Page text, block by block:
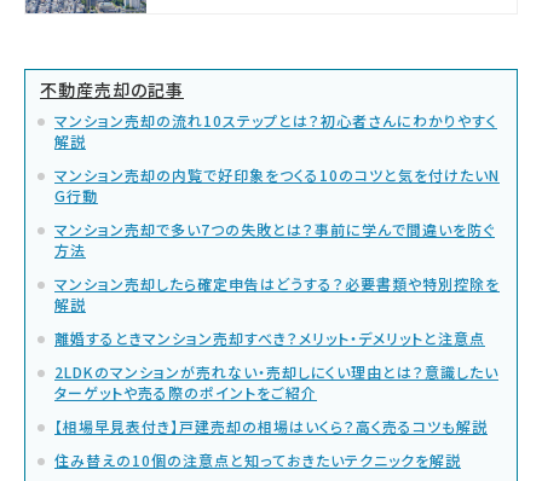
不動産売却の記事
マンション売却の流れ10ステップとは？初心者さんにわかりやすく
解説
マンション売却の内覧で好印象をつくる10のコツと気を付けたいN
G行動
マンション売却で多い7つの失敗とは？事前に学んで間違いを防ぐ
方法
マンション売却したら確定申告はどうする？必要書類や特別控除を
解説
離婚するときマンション売却すべき？メリット・デメリットと注意点
2LDKのマンションが売れない・売却しにくい理由とは？意識したい
ターゲットや売る際のポイントをご紹介
【相場早見表付き】戸建売却の相場はいくら？高く売るコツも解説
住み替えの10個の注意点と知っておきたいテクニックを解説